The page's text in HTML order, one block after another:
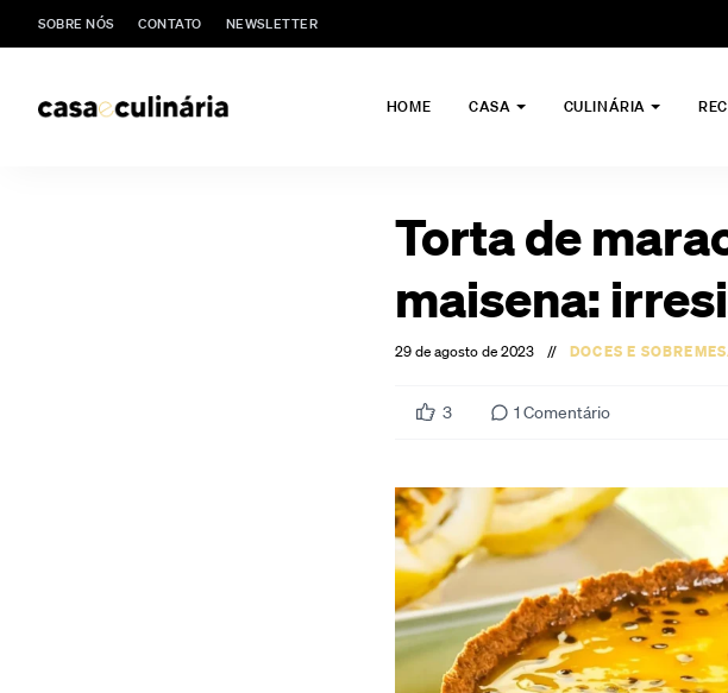
SOBRE NÓS CONTATO NEWSLETTER
HOME CASA CULINÁRIA
Torta de
maisena:
29 de agosto de 2023 // DOCES E
3 1 Comentário